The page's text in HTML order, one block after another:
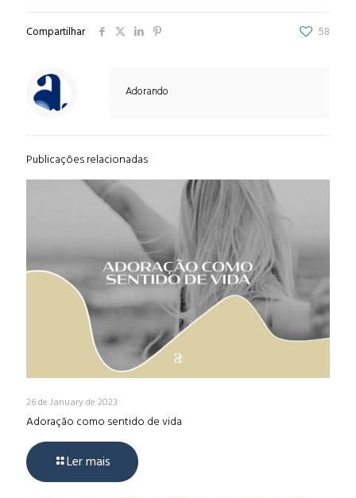
Compartilhar 58
Adorando
Publicações relacionadas
26 de January de 2023
Adoração como sentido de vida
Ler mais